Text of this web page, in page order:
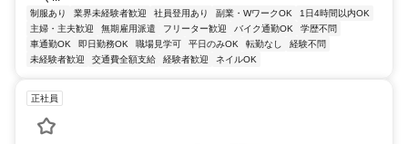
制服あり 業界未経験者歓迎 社員登用あり 副業・WワークOK
1日4時間以内OK
主婦・主夫歓迎
無期雇用派遣 フリーター歓迎 バイク通勤OK
学歴不問
車通勤OK
即日勤務OK 職場見学可 平日のみOK 転勤なし
経験不問
未経験者歓迎
交通費全額支給 経験者歓迎 ネイルOK
正社員